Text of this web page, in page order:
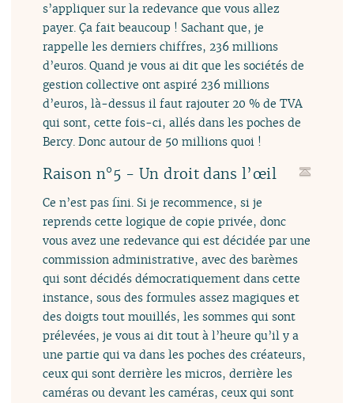
s’appliquer sur la redevance que vous allez
payer. Ça fait beaucoup ! Sachant que, je
rappelle les derniers chiffres, 236 millions
d’euros. Quand je vous ai dit que les sociétés de
gestion collective ont aspiré 236 millions
d’euros, là-dessus il faut rajouter 20 % de TVA
qui sont, cette fois-ci, allés dans les poches de
Bercy. Donc autour de 50 millions quoi !
Raison n°5 - Un droit dans l’œil
Ce n’est pas fini. Si je recommence, si je
reprends cette logique de copie privée, donc
vous avez une redevance qui est décidée par une
commission administrative, avec des barèmes
qui sont décidés démocratiquement dans cette
instance, sous des formules assez magiques et
des doigts tout mouillés, les sommes qui sont
prélevées, je vous ai dit tout à l’heure qu’il y a
une partie qui va dans les poches des créateurs,
ceux qui sont derrière les micros, derrière les
caméras ou devant les caméras, ceux qui sont